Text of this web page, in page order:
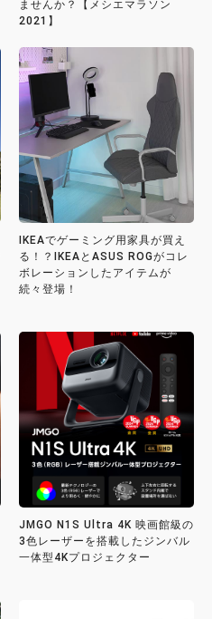
ませんか？【メシエマラソン
2021】
IKEAでゲーミング用家具が買え
る！？IKEAとASUS ROGがコレ
ボレーションしたアイテムが
続々登場！
JMGO N1S Ultra 4K 映画館級の
3色レーザーを搭載したジンバル
一体型4Kプロジェクター